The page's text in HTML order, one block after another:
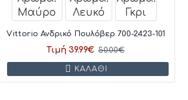
Vittorio Ανδρικό Πουλόβερ 700-2423-101
Τιμή 39.99€ 50.00€
ΚΑΛΆΘΙ